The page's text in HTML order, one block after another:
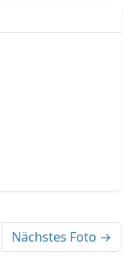
Nächstes Foto →